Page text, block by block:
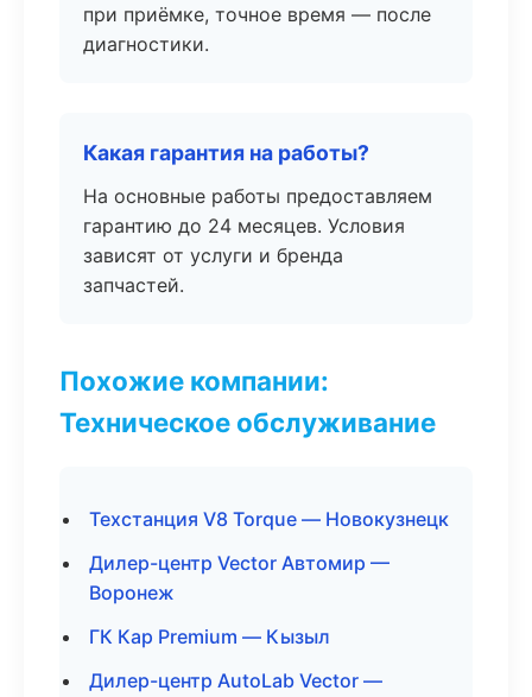
при приёмке, точное время — после
диагностики.
Какая гарантия на работы?
На основные работы предоставляем
гарантию до 24 месяцев. Условия
зависят от услуги и бренда
запчастей.
Похожие компании:
Техническое обслуживание
Техстанция V8 Torque — Новокузнецк
Дилер-центр Vector Автомир —
Воронеж
ГК Кар Premium — Кызыл
Дилер-центр AutoLab Vector —